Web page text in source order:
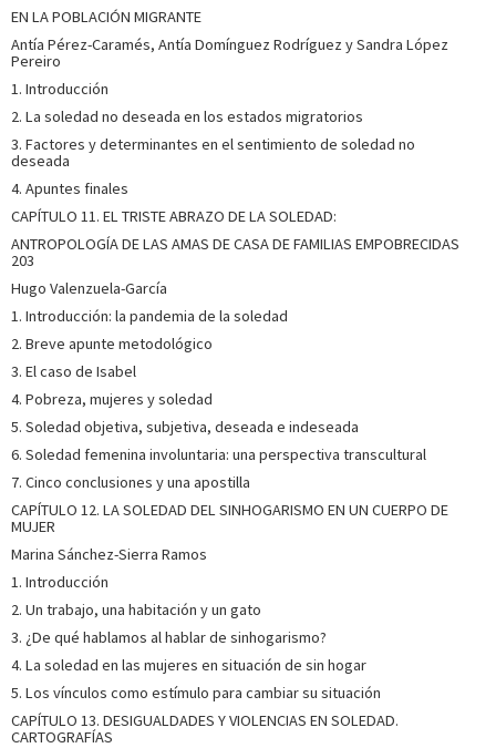
EN LA POBLACIÓN MIGRANTE
Antía Pérez-Caramés, Antía Domínguez Rodríguez y Sandra López
Pereiro
1. Introducción
2. La soledad no deseada en los estados migratorios
3. Factores y determinantes en el sentimiento de soledad no
deseada
4. Apuntes finales
CAPÍTULO 11. EL TRISTE ABRAZO DE LA SOLEDAD:
ANTROPOLOGÍA DE LAS AMAS DE CASA DE FAMILIAS EMPOBRECIDAS
203
Hugo Valenzuela-García
1. Introducción: la pandemia de la soledad
2. Breve apunte metodológico
3. El caso de Isabel
4. Pobreza, mujeres y soledad
5. Soledad objetiva, subjetiva, deseada e indeseada
6. Soledad femenina involuntaria: una perspectiva transcultural
7. Cinco conclusiones y una apostilla
CAPÍTULO 12. LA SOLEDAD DEL SINHOGARISMO EN UN CUERPO DE
MUJER
Marina Sánchez-Sierra Ramos
1. Introducción
2. Un trabajo, una habitación y un gato
3. ¿De qué hablamos al hablar de sinhogarismo?
4. La soledad en las mujeres en situación de sin hogar
5. Los vínculos como estímulo para cambiar su situación
CAPÍTULO 13. DESIGUALDADES Y VIOLENCIAS EN SOLEDAD.
CARTOGRAFÍAS